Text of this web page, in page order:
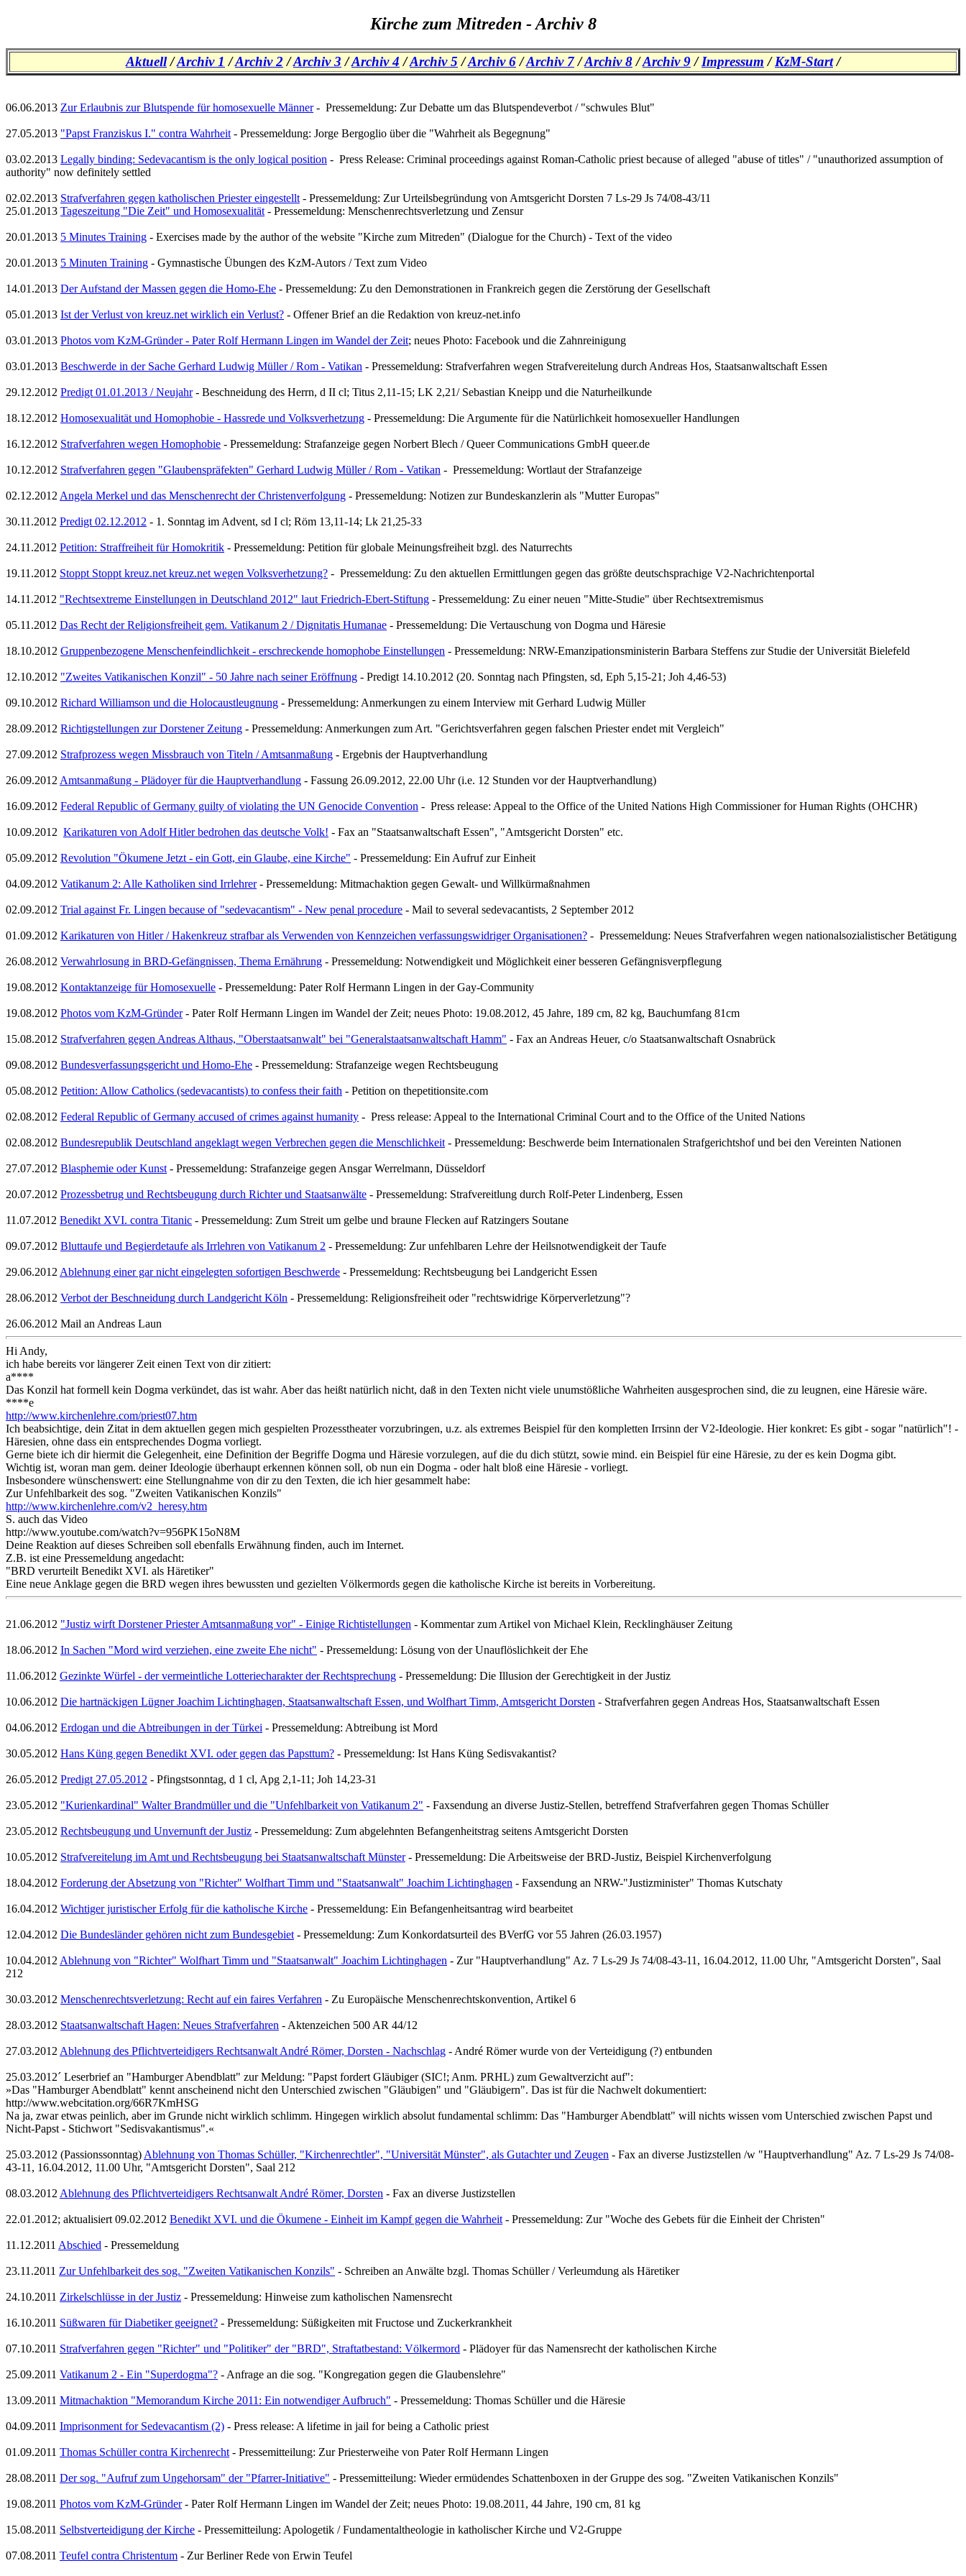
Kirche zum Mitreden - Archiv 8
Aktuell/Archiv 1 /Archiv 2 /Archiv 3 /Archiv 4 /Archiv 5 /Archiv 6/Archiv 7/Archiv 8/Archiv 9/Impressum /KzM-Start/
06.06.2013 Zur Erlaubnis zur Blutspende für homosexuelle Männer- Pressemeldung: Zur Debatte um das Blutspendeverbot / "schwules Blut"
27.05.2013 "Papst Franziskus I." contra Wahrheit - Pressemeldung: Jorge Bergoglio über die "Wahrheit als Begegnung"
03.02.2013 Legally binding: Sedevacantism is the only logical position - Press Release: Criminal proceedings against Roman-Catholic priest because of alleged "abuse of titles" / "unauthorized assumption of
authority" now definitely settled
02.02.2013 Strafverfahren gegen katholischen Priester eingestellt - Pressemeldung: Zur Urteilsbegründung von Amtsgericht Dorsten 7 Ls-29 Js 74/08-43/11
25.01.2013 Tageszeitung "Die Zeit" und Homosexualität - Pressemeldung: Menschenrechtsverletzung und Zensur
20.01.2013 5 Minutes Training - Exercises made by the author of the website "Kirche zum Mitreden" (Dialogue for the Church) - Text of the video
20.01.2013 5 Minuten Training - Gymnastische Übungen des KzM-Autors / Text zum Video
14.01.2013 Der Aufstand der Massen gegen die Homo-Ehe - Pressemeldung: Zu den Demonstrationen in Frankreich gegen die Zerstörung der Gesellschaft
05.01.2013 Ist der Verlust von kreuz.net wirklich ein Verlust? - Offener Brief an die Redaktion von kreuz-net.info
03.01.2013 Photos vom KzM-Gründer - Pater Rolf Hermann Lingen im Wandel der Zeit; neues Photo: Facebook und die Zahnreinigung
03.01.2013 Beschwerde in der Sache Gerhard Ludwig Müller / Rom - Vatikan - Pressemeldung: Strafverfahren wegen Strafvereitelung durch Andreas Hos, Staatsanwaltschaft Essen
29.12.2012 Predigt 01.01.2013 / Neujahr- Beschneidung des Herrn, d II cl; Titus 2,11-15; LK 2,21/ Sebastian Kneipp und die Naturheilkunde
18.12.2012 Homosexualität und Homophobie - Hassrede und Volksverhetzung - Pressemeldung: Die Argumente für die Natürlichkeit homosexueller Handlungen
16.12.2012 Strafverfahren wegen Homophobie - Pressemeldung: Strafanzeige gegen Norbert Blech / Queer Communications GmbH queer.de
10.12.2012 Strafverfahren gegen "Glaubenspräfekten" Gerhard Ludwig Müller / Rom - Vatikan - Pressemeldung: Wortlaut der Strafanzeige
02.12.2012 Angela Merkel und das Menschenrecht der Christenverfolgung - Pressemeldung: Notizen zur Bundeskanzlerin als "Mutter Europas"
30.11.2012 Predigt 02.12.2012 - 1. Sonntag im Advent, sd I cl; Röm 13,11-14; Lk 21,25-33
24.11.2012 Petition: Straffreiheit für Homokritik - Pressemeldung: Petition für globale Meinungsfreiheit bzgl. des Naturrechts
19.11.2012 Stoppt Stoppt kreuz.net kreuz.net wegen Volksverhetzung? - Pressemeldung: Zu den aktuellen Ermittlungen gegen das größte deutschsprachige V2-Nachrichtenportal
14.11.2012 "Rechtsextreme Einstellungen in Deutschland 2012" laut Friedrich-Ebert-Stiftung - Pressemeldung: Zu einer neuen "Mitte-Studie" über Rechtsextremismus
05.11.2012 Das Recht der Religionsfreiheit gem. Vatikanum 2 / Dignitatis Humanae - Pressemeldung: Die Vertauschung von Dogma und Häresie
18.10.2012 Gruppenbezogene Menschenfeindlichkeit - erschreckende homophobe Einstellungen - Pressemeldung: NRW-Emanzipationsministerin Barbara Steffens zur Studie der Universität Bielefeld
12.10.2012 "Zweites Vatikanischen Konzil" - 50 Jahre nach seiner Eröffnung - Predigt 14.10.2012 (20. Sonntag nach Pfingsten, sd, Eph 5,15-21; Joh 4,46-53)
09.10.2012 Richard Williamson und die Holocaustleugnung - Pressemeldung: Anmerkungen zu einem Interview mit Gerhard Ludwig Müller
28.09.2012 Richtigstellungen zur Dorstener Zeitung - Pressemeldung: Anmerkungen zum Art. "Gerichtsverfahren gegen falschen Priester endet mit Vergleich"
27.09.2012 Strafprozess wegen Missbrauch von Titeln / Amtsanmaßung - Ergebnis der Hauptverhandlung
26.09.2012 Amtsanmaßung - Plädoyer für die Hauptverhandlung - Fassung 26.09.2012, 22.00 Uhr (i.e. 12 Stunden vor der Hauptverhandlung)
16.09.2012 Federal Republic of Germany guilty of violating the UN Genocide Convention - Press release: Appeal to the Office of the United Nations High Commissioner for Human Rights (OHCHR)
10.09.2012 Karikaturen von Adolf Hitler bedrohen das deutsche Volk! - Fax an "Staatsanwaltschaft Essen", "Amtsgericht Dorsten" etc.
05.09.2012 Revolution "Ökumene Jetzt - ein Gott, ein Glaube, eine Kirche" - Pressemeldung: Ein Aufruf zur Einheit
04.09.2012 Vatikanum 2: Alle Katholiken sind Irrlehrer- Pressemeldung: Mitmachaktion gegen Gewalt- und Willkürmaßnahmen
02.09.2012 Trial against Fr. Lingen because of "sedevacantism" - New penal procedure - Mail to several sedevacantists, 2 September 2012
01.09.2012 Karikaturen von Hitler / Hakenkreuz strafbar als Verwenden von Kennzeichen verfassungswidriger Organisationen? - Pressemeldung: Neues Strafverfahren wegen nationalsozialistischer Betätigung
26.08.2012 Verwahrlosung in BRD-Gefängnissen, Thema Ernährung - Pressemeldung: Notwendigkeit und Möglichkeit einer besseren Gefängnisverpflegung
19.08.2012 Kontaktanzeige für Homosexuelle - Pressemeldung: Pater Rolf Hermann Lingen in der Gay-Community
19.08.2012 Photos vom KzM-Gründer- Pater Rolf Hermann Lingen im Wandel der Zeit; neues Photo: 19.08.2012, 45 Jahre, 189 cm, 82 kg, Bauchumfang 81cm
15.08.2012 Strafverfahren gegen Andreas Althaus, "Oberstaatsanwalt" bei "Generalstaatsanwaltschaft Hamm" - Fax an Andreas Heuer, c/o Staatsanwaltschaft Osnabrück
09.08.2012 Bundesverfassungsgericht und Homo-Ehe - Pressemeldung: Strafanzeige wegen Rechtsbeugung
05.08.2012 Petition: Allow Catholics (sedevacantists) to confess their faith - Petition on thepetitionsite.com
02.08.2012 Federal Republic of Germany accused of crimes against humanity - Press release: Appeal to the International Criminal Court and to the Office of the United Nations
02.08.2012 Bundesrepublik Deutschland angeklagt wegen Verbrechen gegen die Menschlichkeit - Pressemeldung: Beschwerde beim Internationalen Strafgerichtshof und bei den Vereinten Nationen
27.07.2012 Blasphemie oder Kunst - Pressemeldung: Strafanzeige gegen Ansgar Werrelmann, Düsseldorf
20.07.2012 Prozessbetrug und Rechtsbeugung durch Richter und Staatsanwälte - Pressemeldung: Strafvereitlung durch Rolf-Peter Lindenberg, Essen
11.07.2012 Benedikt XVI. contra Titanic - Pressemeldung: Zum Streit um gelbe und braune Flecken auf Ratzingers Soutane
09.07.2012 Bluttaufe und Begierdetaufe als Irrlehren von Vatikanum 2 - Pressemeldung: Zur unfehlbaren Lehre der Heilsnotwendigkeit der Taufe
29.06.2012 Ablehnung einer gar nicht eingelegten sofortigen Beschwerde - Pressemeldung: Rechtsbeugung bei Landgericht Essen
28.06.2012 Verbot der Beschneidung durch Landgericht Köln - Pressemeldung: Religionsfreiheit oder "rechtswidrige Körperverletzung"?
26.06.2012 Mail an Andreas Laun
Hi Andy,
ich habe bereits vor längerer Zeit einen Text von dir zitiert:
a****
Das Konzil hat formell kein Dogma verkündet, das ist wahr. Aber das heißt natürlich nicht, daß in den Texten nicht viele unumstößliche Wahrheiten ausgesprochen sind, die zu leugnen, eine Häresie wäre.
****e
http://www.kirchenlehre.com/priest07.htm
Ich beabsichtige, dein Zitat in dem aktuellen gegen mich gespielten Prozesstheater vorzubringen, u.z. als extremes Beispiel für den kompletten Irrsinn der V2-Ideologie. Hier konkret: Es gibt - sogar "natürlich"! -
Häresien, ohne dass ein entsprechendes Dogma vorliegt.
Gerne biete ich dir hiermit die Gelegenheit, eine Definition der Begriffe Dogma und Häresie vorzulegen, auf die du dich stützt, sowie mind. ein Beispiel für eine Häresie, zu der es kein Dogma gibt.
Wichtig ist, woran man gem. deiner Ideologie überhaupt erkennen können soll, ob nun ein Dogma - oder halt bloß eine Häresie - vorliegt.
Insbesondere wünschenswert: eine Stellungnahme von dir zu den Texten, die ich hier gesammelt habe:
Zur Unfehlbarkeit des sog. "Zweiten Vatikanischen Konzils"
http://www.kirchenlehre.com/v2_heresy.htm
S. auch das Video
http://www.youtube.com/watch?v=956PK15oN8M
Deine Reaktion auf dieses Schreiben soll ebenfalls Erwähnung finden, auch im Internet.
Z.B. ist eine Pressemeldung angedacht:
"BRD verurteilt Benedikt XVI. als Häretiker"
Eine neue Anklage gegen die BRD wegen ihres bewussten und gezielten Völkermords gegen die katholische Kirche ist bereits in Vorbereitung.
21.06.2012 "Justiz wirft Dorstener Priester Amtsanmaßung vor" - Einige Richtistellungen - Kommentar zum Artikel von Michael Klein, Recklinghäuser Zeitung
18.06.2012 In Sachen "Mord wird verziehen, eine zweite Ehe nicht" - Pressemeldung: Lösung von der Unauflöslichkeit der Ehe
11.06.2012 Gezinkte Würfel - der vermeintliche Lotteriecharakter der Rechtsprechung - Pressemeldung: Die Illusion der Gerechtigkeit in der Justiz
10.06.2012 Die hartnäckigen Lügner Joachim Lichtinghagen, Staatsanwaltschaft Essen, und Wolfhart Timm, Amtsgericht Dorsten - Strafverfahren gegen Andreas Hos, Staatsanwaltschaft Essen
04.06.2012 Erdogan und die Abtreibungen in der Türkei - Pressemeldung: Abtreibung ist Mord
30.05.2012 Hans Küng gegen Benedikt XVI. oder gegen das Papsttum? - Pressemeldung: Ist Hans Küng Sedisvakantist?
26.05.2012 Predigt 27.05.2012 - Pfingstsonntag, d 1 cl, Apg 2,1-11; Joh 14,23-31
23.05.2012 "Kurienkardinal" Walter Brandmüller und die "Unfehlbarkeit von Vatikanum 2" - Faxsendung an diverse Justiz-Stellen, betreffend Strafverfahren gegen Thomas Schüller
23.05.2012 Rechtsbeugung und Unvernunft der Justiz - Pressemeldung: Zum abgelehnten Befangenheitstrag seitens Amtsgericht Dorsten
10.05.2012 Strafvereitelung im Amt und Rechtsbeugung bei Staatsanwaltschaft Münster- Pressemeldung: Die Arbeitsweise der BRD-Justiz, Beispiel Kirchenverfolgung
18.04.2012 Forderung der Absetzung von "Richter" Wolfhart Timm und "Staatsanwalt" Joachim Lichtinghagen - Faxsendung an NRW-"Justizminister" Thomas Kutschaty
16.04.2012 Wichtiger juristischer Erfolg für die katholische Kirche - Pressemeldung: Ein Befangenheitsantrag wird bearbeitet
12.04.2012 Die Bundesländer gehören nicht zum Bundesgebiet - Pressemeldung: Zum Konkordatsurteil des BVerfG vor 55 Jahren (26.03.1957)
10.04.2012 Ablehnung von "Richter" Wolfhart Timm und "Staatsanwalt" Joachim Lichtinghagen - Zur "Hauptverhandlung" Az. 7 Ls-29 Js 74/08-43-11, 16.04.2012, 11.00 Uhr, "Amtsgericht Dorsten", Saal
212
30.03.2012 Menschenrechtsverletzung: Recht auf ein faires Verfahren - Zu Europäische Menschenrechtskonvention, Artikel 6
28.03.2012 Staatsanwaltschaft Hagen: Neues Strafverfahren - Aktenzeichen 500 AR 44/12
27.03.2012 Ablehnung des Pflichtverteidigers Rechtsanwalt André Römer, Dorsten - Nachschlag - André Römer wurde von der Verteidigung (?) entbunden
25.03.2012´ Leserbrief an "Hamburger Abendblatt" zur Meldung: "Papst fordert Gläubiger (SIC!; Anm. PRHL) zum Gewaltverzicht auf":
»Das "Hamburger Abendblatt" kennt anscheinend nicht den Unterschied zwischen "Gläubigen" und "Gläubigern". Das ist für die Nachwelt dokumentiert:
http://www.webcitation.org/66R7KmHSG
Na ja, zwar etwas peinlich, aber im Grunde nicht wirklich schlimm. Hingegen wirklich absolut fundamental schlimm: Das "Hamburger Abendblatt" will nichts wissen vom Unterschied zwischen Papst und
Nicht-Papst - Stichwort "Sedisvakantismus".«
25.03.2012 (Passionssonntag) Ablehnung von Thomas Schüller, "Kirchenrechtler", "Universität Münster", als Gutachter und Zeugen - Fax an diverse Justizstellen /w "Hauptverhandlung" Az. 7 Ls-29 Js 74/08-
43-11, 16.04.2012, 11.00 Uhr, "Amtsgericht Dorsten", Saal 212
08.03.2012 Ablehnung des Pflichtverteidigers Rechtsanwalt André Römer, Dorsten - Fax an diverse Justizstellen
22.01.2012; aktualisiert 09.02.2012 Benedikt XVI. und die Ökumene - Einheit im Kampf gegen die Wahrheit - Pressemeldung: Zur "Woche des Gebets für die Einheit der Christen"
11.12.2011 Abschied - Pressemeldung
23.11.2011 Zur Unfehlbarkeit des sog. "Zweiten Vatikanischen Konzils" - Schreiben an Anwälte bzgl. Thomas Schüller / Verleumdung als Häretiker
24.10.2011 Zirkelschlüsse in der Justiz - Pressemeldung: Hinweise zum katholischen Namensrecht
16.10.2011 Süßwaren für Diabetiker geeignet? - Pressemeldung: Süßigkeiten mit Fructose und Zuckerkrankheit
07.10.2011 Strafverfahren gegen "Richter" und "Politiker" der "BRD", Straftatbestand: Völkermord - Plädoyer für das Namensrecht der katholischen Kirche
25.09.2011 Vatikanum 2 - Ein "Superdogma"? - Anfrage an die sog. "Kongregation gegen die Glaubenslehre"
13.09.2011 Mitmachaktion "Memorandum Kirche 2011: Ein notwendiger Aufbruch" - Pressemeldung: Thomas Schüller und die Häresie
04.09.2011 Imprisonment for Sedevacantism (2) - Press release: A lifetime in jail for being a Catholic priest
01.09.2011 Thomas Schüller contra Kirchenrecht - Pressemitteilung: Zur Priesterweihe von Pater Rolf Hermann Lingen
28.08.2011 Der sog. "Aufruf zum Ungehorsam" der "Pfarrer-Initiative" - Pressemitteilung: Wieder ermüdendes Schattenboxen in der Gruppe des sog. "Zweiten Vatikanischen Konzils"
19.08.2011 Photos vom KzM-Gründer- Pater Rolf Hermann Lingen im Wandel der Zeit; neues Photo: 19.08.2011, 44 Jahre, 190 cm, 81 kg
15.08.2011 Selbstverteidigung der Kirche - Pressemitteilung: Apologetik / Fundamentaltheologie in katholischer Kirche und V2-Gruppe
07.08.2011 Teufel contra Christentum - Zur Berliner Rede von Erwin Teufel